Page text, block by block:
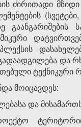
ძირითადი
და
მოიცავდეს:
და